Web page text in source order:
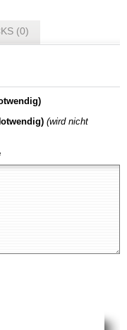
(0)
(wird nicht